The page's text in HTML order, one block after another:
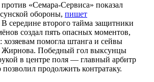
«Семара-Сервиса» показал
обороны, пишет
середине второго тайма защитники
создал пять опасных моментов,
хозяевам помогла штанга и сейвы
Жирнова. Победный гол выксунцы
в центре поля — главный арбитр
продолжить контратаку.